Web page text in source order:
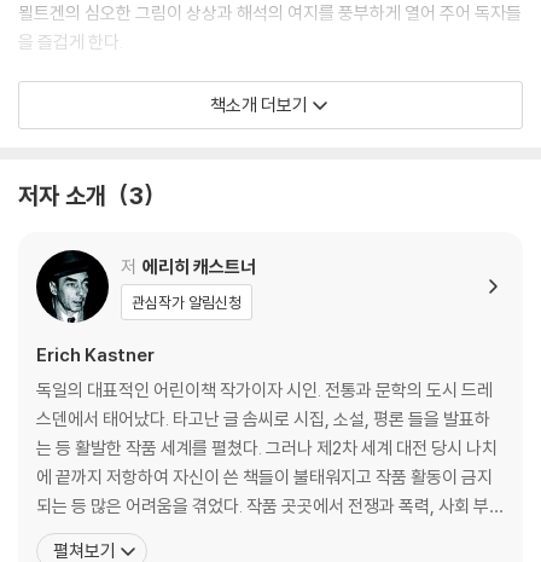
묄트겐의 심오한 그림이 상상과 해석의 여지를 풍부하게 열어 주어 독자들
을 즐겁게 한다.
더욱이 2024년은 에리히 캐스트너 탄생 125주년이 되는 해로, 그의 단편
소설을 그림책으로 만나는 일은 분명 행운이고 뜻 깊다. 작품 속 노인이 들
여는 열쇠를 발견할 수 있을 것이다. 경쟁과 속도에 떠밀리듯 살아가며 지
복, 태도와 방향에 대해 생각해 보는 귀한 시간을 선물하는 책이다.
책소개 더보기
저자 소개 3
저 에리히 캐스트너
관심작가 알림신청
Erich Kastner
독일의 대표적인 어린이책 작가이자 시인. 전통과 문학의 도시 드레
스덴에서 태어났다. 타고난 글 솜씨로 시집, 소설, 평론 들을 발표하
는 등 활발한 작품 세계를 펼쳤다. 그러나 제2차 세계 대전 당시 나치
에 끝까지 저항하여 자신이 쓴 책들이 불태워지고 작품 활동이 금지
되는 등 많은 어려움을 겪었다. 작품 곳곳에서 전쟁과 폭력, 사회 부조
리에 대한 비판이 드러나는 건 이런 경험에서 비롯된 것이다. 그렇다
펼쳐보기